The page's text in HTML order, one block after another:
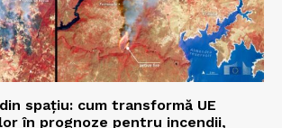
spațiu: cum transformă UE
în prognoze pentru incendii,